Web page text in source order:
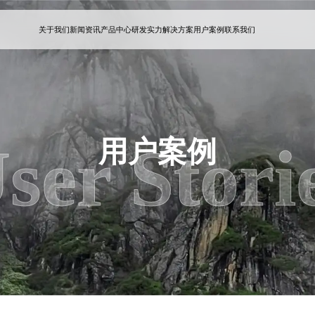
关于我们新闻资讯产品中心研发实力解决方案用户案例联系我们
用户案例